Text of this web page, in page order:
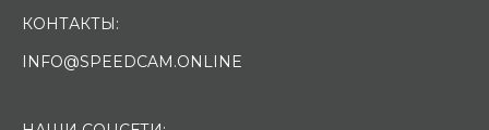
КОНТАКТЫ:
INFO@SPEEDCAM.ONLINE